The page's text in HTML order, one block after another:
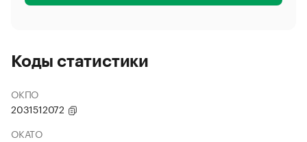
Коды статистики
ОКПО
2031512072
ОКАТО